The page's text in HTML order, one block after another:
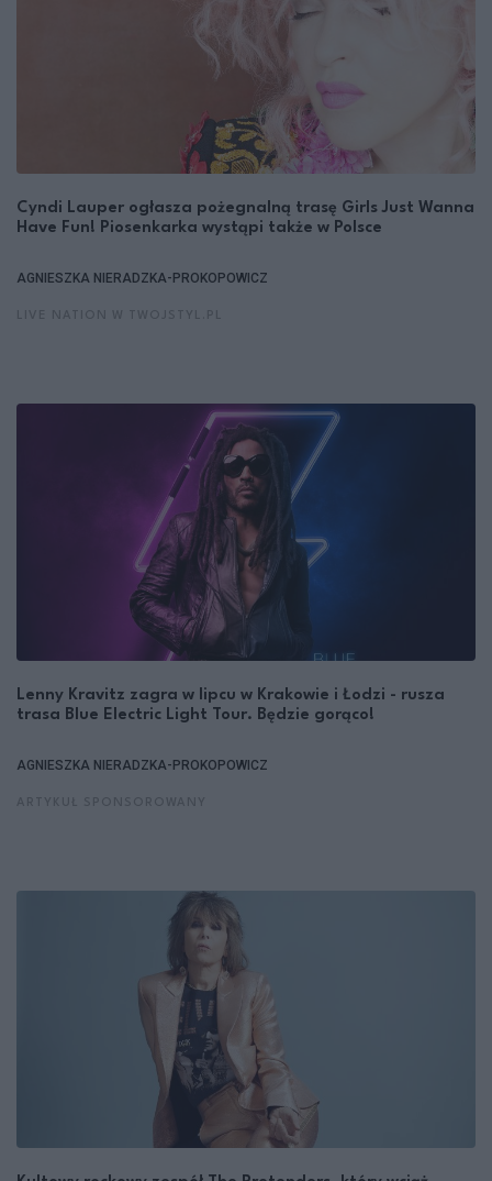
Cyndi Lauper ogłasza pożegnalną trasę Girls Just Wanna
Have Fun! Piosenkarka wystąpi także w Polsce
AGNIESZKA NIERADZKA-PROKOPOWICZ
Lenny Kravitz zagra w lipcu w Krakowie i Łodzi - rusza
trasa Blue Electric Light Tour. Będzie gorąco!
AGNIESZKA NIERADZKA-PROKOPOWICZ